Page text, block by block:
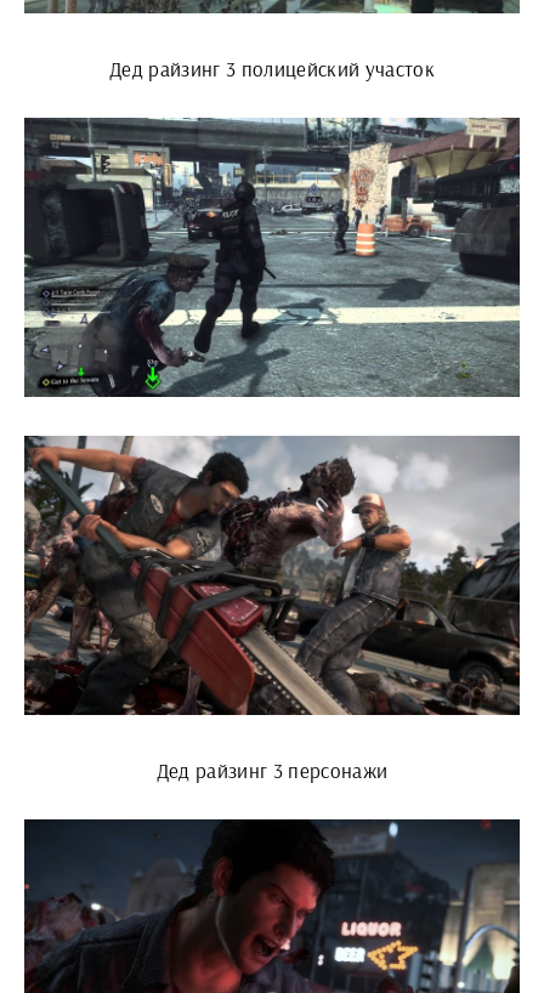
Дед райзинг 3 полицейский участок
Дед райзинг 3 персонажи